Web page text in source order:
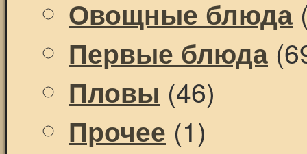
Овощные блюда
Первые блюда
Пловы (46)
Прочее (1)